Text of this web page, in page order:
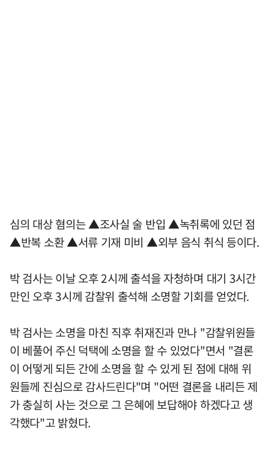
심의 대상 혐의는 ▲조사실 술 반입 ▲녹취록에 있던 점
▲반복 소환 ▲서류 기재 미비 ▲외부 음식 취식 등이다.
박 검사는 이날 오후 2시께 출석을 자청하며 대기 3시간
만인 오후 3시께 감찰위 출석해 소명할 기회를 얻었다.
박 검사는 소명을 마친 직후 취재진과 만나 "감찰위원들
이 베풀어 주신 덕택에 소명을 할 수 있었다"면서 "결론
이 어떻게 되든 간에 소명을 할 수 있게 된 점에 대해 위
원들께 진심으로 감사드린다"며 "어떤 결론을 내리든 제
가 충실히 사는 것으로 그 은혜에 보답해야 하겠다고 생
각했다"고 밝혔다.